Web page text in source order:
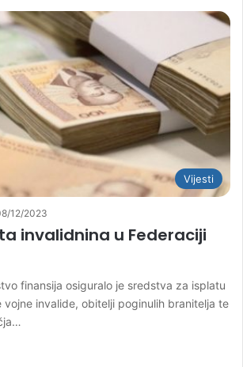
Vijesti
12/2023
invalidnina u Federaciji
finansija osiguralo je sredstva za isplatu
vojne invalide, obitelji poginulih branitelja te